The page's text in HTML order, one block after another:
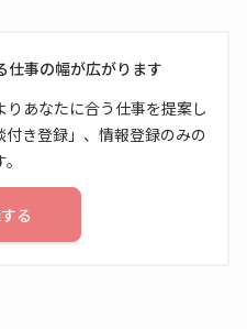
仕事の幅が広がります
あなたに合う仕事を提案し
き登録」、情報登録のみの
る